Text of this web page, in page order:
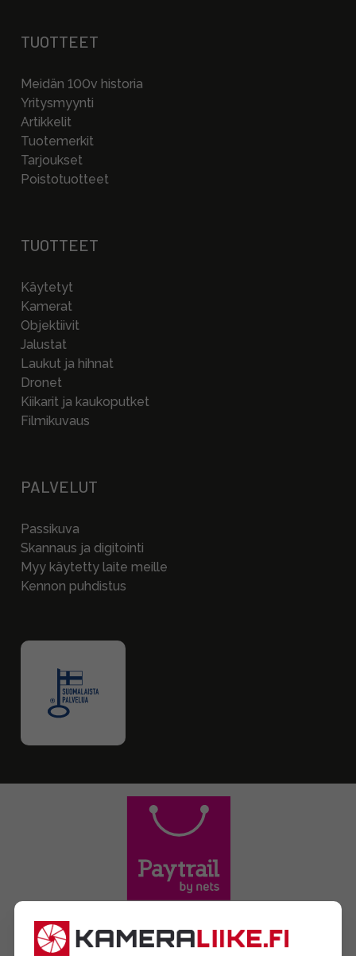
TUOTTEET
Meidän 100v historia
Yritysmyynti
Artikkelit
Tuotemerkit
Tarjoukset
Poistotuotteet
TUOTTEET
Käytetyt
Kamerat
Objektiivit
Jalustat
Laukut ja hihnat
Dronet
Kiikarit ja kaukoputket
Filmikuvaus
PALVELUT
Passikuva
Skannaus ja digitointi
Myy käytetty laite meille
Kennon puhdistus